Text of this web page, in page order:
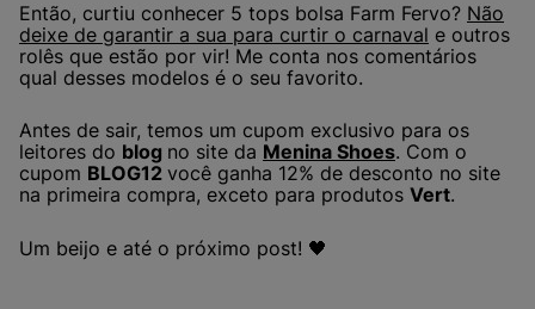
Então, curtiu conhecer 5 tops bolsa Farm Fervo? Não
deixe de garantir a sua para curtir o carnaval e outros
rolês que estão por vir! Me conta nos comentários
qual desses modelos é o seu favorito.
Antes de sair, temos um cupom exclusivo para os
leitores do blog no site da Menina Shoes. Com o
cupom BLOG12 você ganha 12% de desconto no site
na primeira compra, exceto para produtos Vert.
Um beijo e até o próximo post! 🖤